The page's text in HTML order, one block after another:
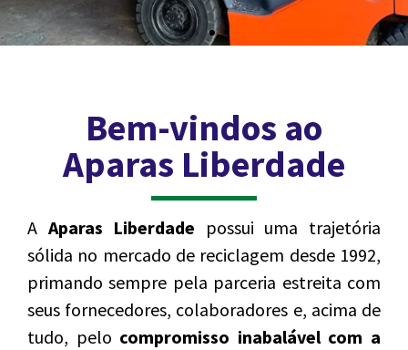
Comercialização
de Materiais
Recicláveis
Nós somos especialistas em
receber, coletar, pesar e
comercializar aparas de papel
e outros materiais para
reciclagem.
Bem-vindos ao
Aparas Liberdade
A Aparas Liberdade possui uma trajetória
sólida no mercado de reciclagem desde 1992,
primando sempre pela parceria estreita com
seus fornecedores, colaboradores e, acima de
tudo, pelo compromisso inabalável com a